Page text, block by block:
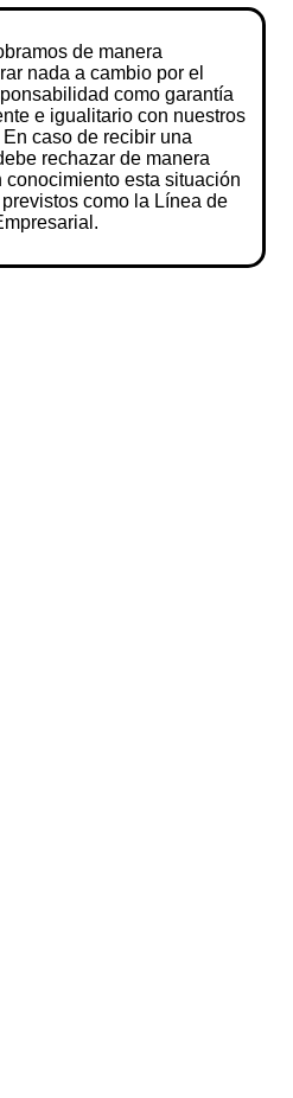
de manera
nada a cambio por el
como garantía
e igualitario con nuestros
caso de recibir una
rechazar de manera
esta situación
como la Línea de